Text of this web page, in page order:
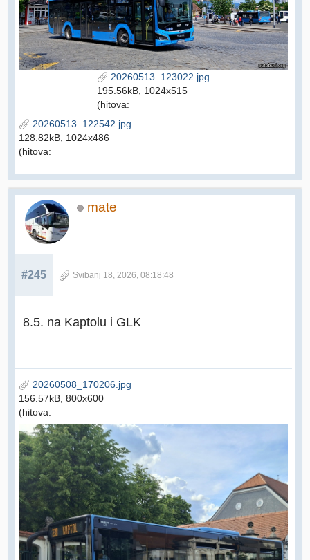
20260513_123022.jpg
195.56kB, 1024x515
(hitova:
20260513_122542.jpg
128.82kB, 1024x486
(hitova:
mate
#245 Svibanj 18, 2026, 08:18:48
8.5. na Kaptolu i GLK
20260508_170206.jpg
156.57kB, 800x600
(hitova: